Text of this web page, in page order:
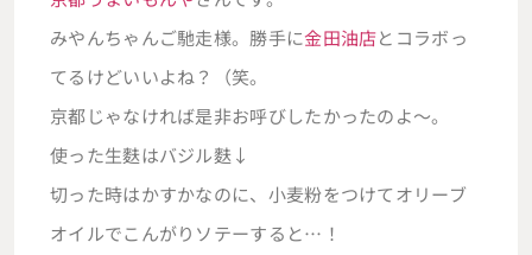
みやんちゃんご馳走様。勝手に金田油店とコラボっ
てるけどいいよね？（笑。
京都じゃなければ是非お呼びしたかったのよ～。
使った生麩はバジル麩↓
切った時はかすかなのに、小麦粉をつけてオリーブ
オイルでこんがりソテーすると…！